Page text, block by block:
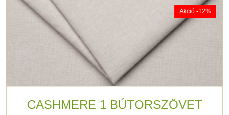
Akció -12%
CASHMERE 1 BÚTORSZÖVET